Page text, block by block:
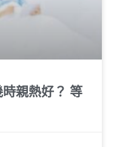
時親熱好？ 等